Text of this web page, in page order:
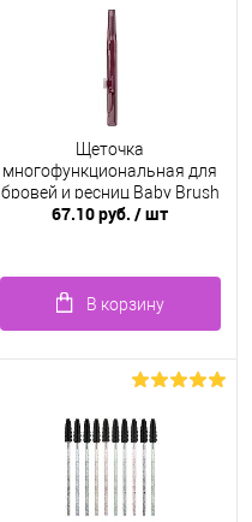
Щеточка
многофункциональная для
бровей и ресниц Baby Brush
1.0 мм, фиолетовая
67.10 руб./ шт
В корзину